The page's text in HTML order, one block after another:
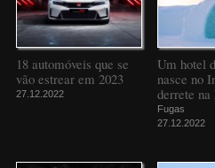
18 automóveis que se
vão estrear em 2023
27.12.2022
Um hotel
nasce no
derrete na
Fugas
27.12.2022